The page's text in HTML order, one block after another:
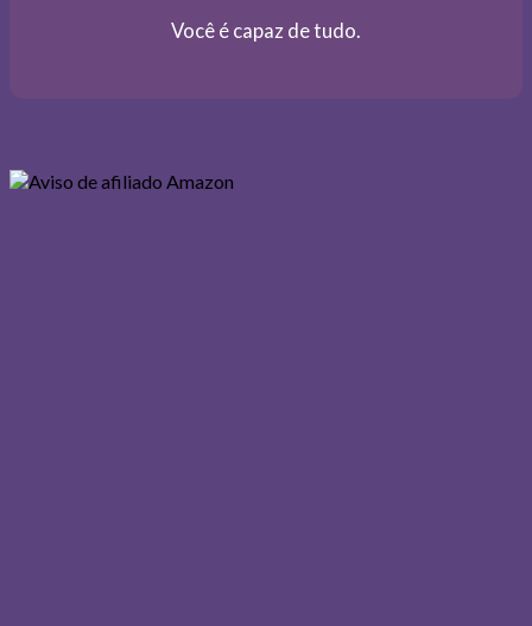
Você é capaz de tudo.